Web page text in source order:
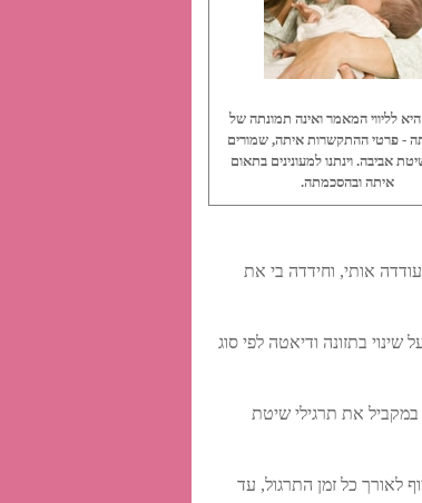
לליווי המאמר ואינה תמונתה של
- פרטי ההתקשרות איתה, שמורים
אביבה. וינתנו למעונינים בתאום
איתה ובהסכמתה.
אותי, וחידדה בי את
בתזונה ודיאטה לפי סוג
את תרגילי שיטת
לאורך כל זמן התרגול, עד